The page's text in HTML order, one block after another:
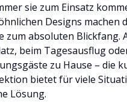
sie zum Einsatz
Designs machen
zum absoluten Blickfang.
beim Tagesausflug
zu Hause – die
bietet für viele
Lösung.